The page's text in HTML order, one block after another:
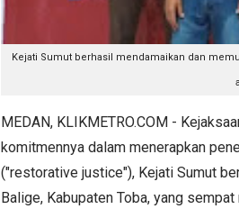
Kejati Sumut berhasil mendamaikan dan
MEDAN, KLIKMETRO.COM -
komitmennya dalam menerapkan
("restorative justice"), Kejati Sumut
Balige, Kabupaten Toba, yang